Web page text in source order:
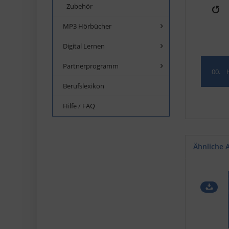
Zubehör
MP3 Hörbücher
Digital Lernen
Partnerprogramm
Berufslexikon
Hilfe / FAQ
r
t
00.
Ähnliche